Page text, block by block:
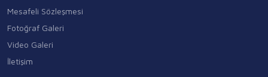
Mesafeli Sözleşmesi
Fotoğraf Galeri
Video Galeri
İletişim